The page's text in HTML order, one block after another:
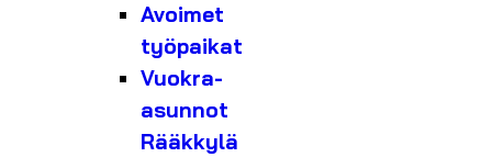
Avoimet
työpaikat
Vuokra-
asunnot
Rääkkylä